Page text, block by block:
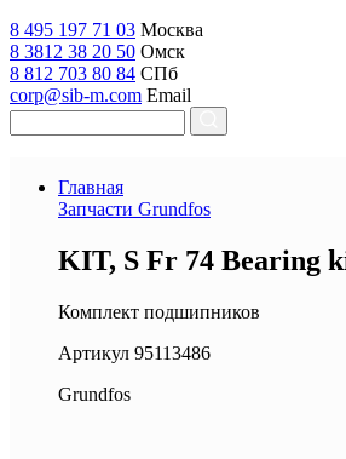
8 495 197 71 03 Москва
8 3812 38 20 50 Омск
8 812 703 80 84 СПб
corp@sib-m.com Email
Главная
Запчасти Grundfos
KIT, S Fr 74 Bearing
Комплект подшипников
Артикул 95113486
Grundfos